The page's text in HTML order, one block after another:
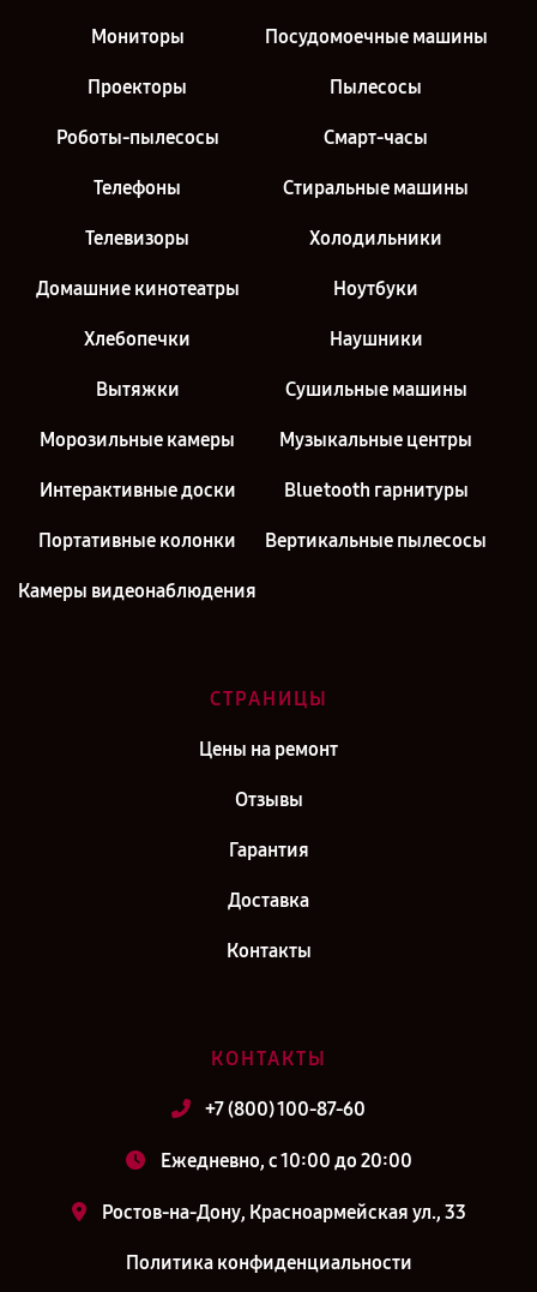
Мониторы Посудомоечные машины
Проекторы Пылесосы
Роботы-пылесосы Смарт-часы
Телефоны Стиральные машины
Телевизоры Холодильники
Домашние кинотеатры Ноутбуки
Хлебопечки Наушники
Вытяжки Сушильные машины
Морозильные камеры Музыкальные центры
Интерактивные доски Bluetooth гарнитуры
Портативные колонки Вертикальные пылесосы
Камеры видеонаблюдения
СТРАНИЦЫ
Цены на ремонт
Отзывы
Гарантия
Доставка
Контакты
КОНТАКТЫ
+7 (800) 100-87-60
Ежедневно, с 10:00 до 20:00
Ростов-на-Дону, Красноармейская ул., 33
Политика конфиденциальности